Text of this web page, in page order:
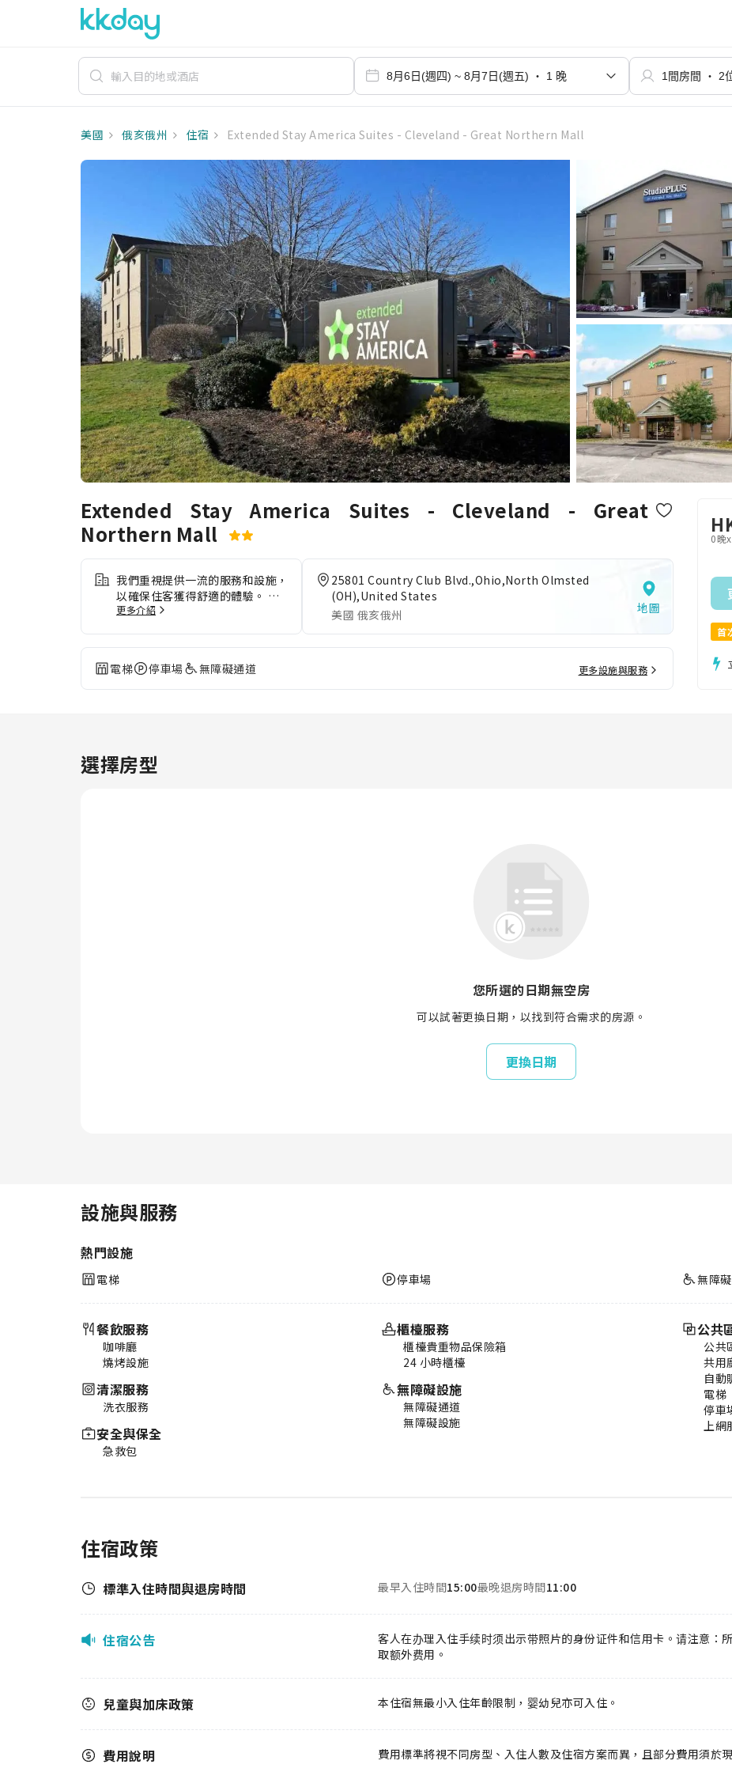
美國 俄亥俄州 住宿 Extended Stay America Suites - Cleveland - Great Northern Mall
Extended Stay America Suites - Cleveland - Great
Northern Mall
我們重視提供一流的服務和設施，
以確保住客獲得舒適的體驗。 與
同事保持聯絡，因為入住期間你可
住客可使用住宿提供的免費停車
場。透過禮賓服務等前台設施隨時
獲取所需支援。 長期住客或有需
要的客人可使用住宿的洗衣服務，
客房設計簡約溫馨，並配備了所有
基本必需品，致力營造愉快的住宿
更多介紹
25801 Country Club Blvd.,Ohio,North Olmsted
(OH),United States
美國 俄亥俄州
地圖
電梯 停車場 無障礙通道 更多設施與服務
0晚
首
選擇房型
您所選的日期無空房
可以試著更換日期，以找到符合需求的房源。
更換日期
設施與服務
熱門設施
電梯 停車場 無障
餐飲服務
咖啡廳
燒烤設施
清潔服務
洗衣服務
安全與保全
急救包
櫃檯服務
櫃檯貴重物品保險箱
24 小時櫃檯
無障礙設施
無障礙通道
無障礙設施
公共
公共
共用
自動
電梯
停車
上網
住宿政策
標準入住時間與退房時間 最早入住時間15:00最晚退房時間11:00
住宿公告
客人在办理入住手续时须出示带照片的身份证件和信用卡。请注意：
取额外费用。
兒童與加床政策 本住宿無最小入住年齡限制，婴幼兒亦可入住。
費用說明 費用標準將視不同房型、入住人數及住宿方案而異，且部分費用須於